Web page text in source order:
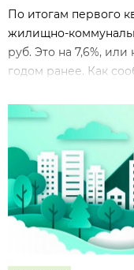
По итогам первого
жилищно-
руб. Это на 7,6%,
годом ранее. Как